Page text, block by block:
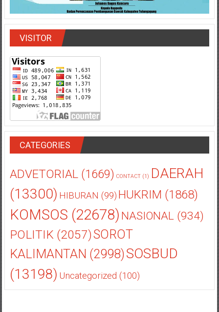
VISITOR
CATEGORIES
ADVETORIAL(1669) CONTACT(1) DAERAH
(13300) HIBURAN (99) HUKRIM (1868)
KOMSOS (22678) NASIONAL(934)
POLITIK(2057)SOROT
KALIMANTAN (2998)SOSBUD
(13198) Uncategorized (100)